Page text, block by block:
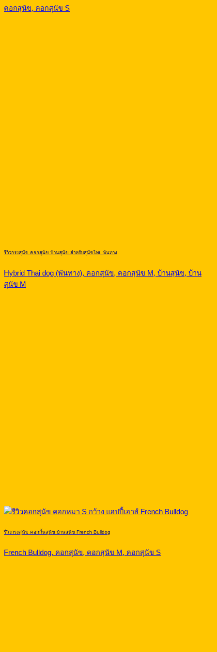
คอกสุนัข, คอกสุนัข S
รีวิวกรงสุนัข คอกสุนัข บ้านสุนัข สำหรับสุนัขไทย พันทาง
Hybrid Thai dog (พันทาง), คอกสุนัข, คอกสุนัข M, บ้านสุนัข, บ้าน
สุนัข M
รีวิวกรงสุนัข คอกกั้นสุนัข บ้านสุนัข French Bulldog
French Bulldog, คอกสุนัข, คอกสุนัข M, คอกสุนัข S